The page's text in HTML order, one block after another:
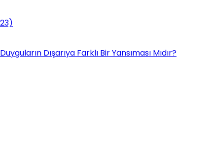
Dışarıya Farklı Bir Yansıması Mıdır?